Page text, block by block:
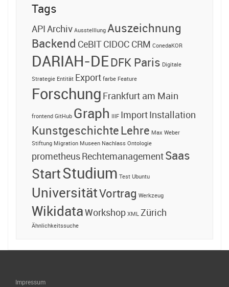
Tags
API Archiv Ausstelllung Auszeichnung
Backend CeBITCIDOC CRM ConedaKOR
DARIAH-DEDFK Paris Digitale
Strategie Entität Export farbe Feature
Forschung Frankfurt am Main
frontend GitHub Graph IIIF ImportInstallation
KunstgeschichteLehre Max Weber
Stiftung Migration Museen Nachlass Ontologie
prometheusRechtemanagementSaas
StartStudium Test Ubuntu
UniversitätVortrag Werkzeug
WikidataWorkshop XML Zürich
Ähnlichkeitssuche
Impressum